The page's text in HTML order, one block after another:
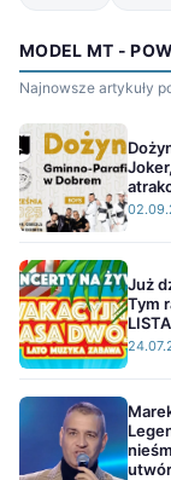
MODEL MT -
Najnowsze artykuły
Już
Tym